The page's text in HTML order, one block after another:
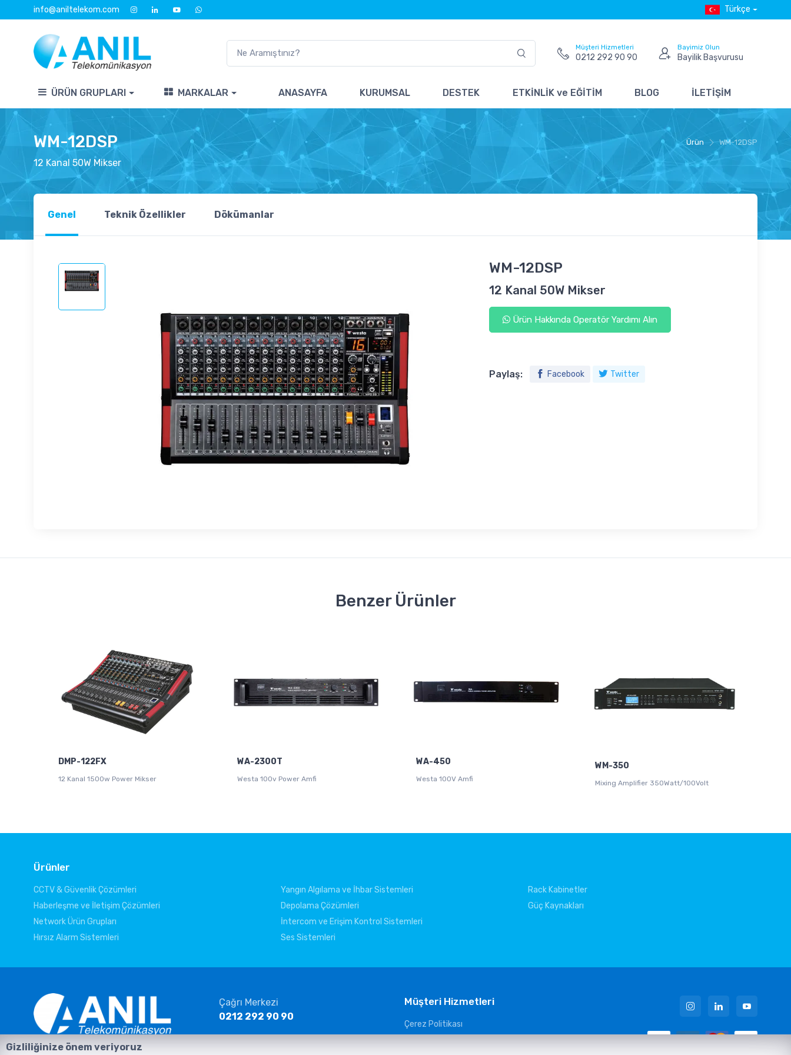
info@aniltelekom.com Türkçe
Müşteri Hizmetleri
0212 292 90 90
Bayimiz Olun
Bayilik Başvurusu
ÜRÜN GRUPLARI MARKALAR ANASAYFA KURUMSAL DESTEK ETKİNLİK ve EĞİTİM BLOG İLETİŞİM
Ürün WM-12DSP
WM-12DSP
12 Kanal 50W Mikser
Genel Teknik Özellikler Dökümanlar
WM-12DSP
12 Kanal 50W Mikser
Ürün Hakkında Operatör Yardımı Alın
Paylaş: Facebook Twitter
Benzer Ürünler
DMP-122FX
12 Kanal 1500w Power Mikser
WA-2300T
Westa 100v Power Amfi
WA-450
Westa 100V Amfi
WM-350
Mixing Amplifier 350Watt/100Volt
Ürünler
CCTV & Güvenlik Çözümleri
Haberleşme ve İletişim Çözümleri
Network Ürün Grupları
Hırsız Alarm Sistemleri
Yangın Algılama ve İhbar Sistemleri
Depolama Çözümleri
İntercom ve Erişim Kontrol Sistemleri
Ses Sistemleri
Rack Kabinetler
Güç Kaynakları
Çağrı Merkezi
0212 292 90 90
Müşteri Hizmetleri
Çerez Politikası
Gizliliğinize önem veriyoruz